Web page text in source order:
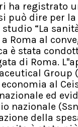
ha registrato
può dire per
“La
Roma al
è stata
di Roma.
Group
al
ed
nazionale
della